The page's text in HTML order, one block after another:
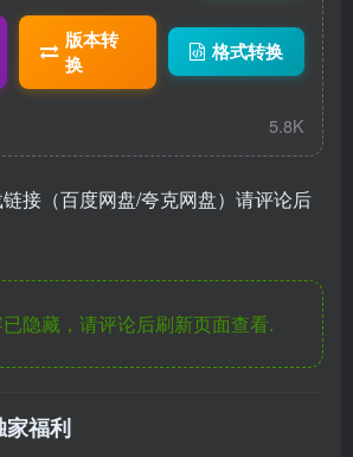
版本转
换
格式转换
5.8K
接（百度网盘/夸克网盘）请评论后
隐藏，请评论后刷新页面查看.
福利